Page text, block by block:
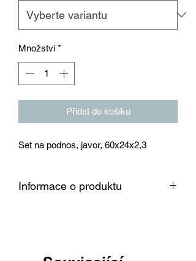
Množství *
Přidat do košíku
Set na podnos, javor, 60x24x2,3
Informace o produktu